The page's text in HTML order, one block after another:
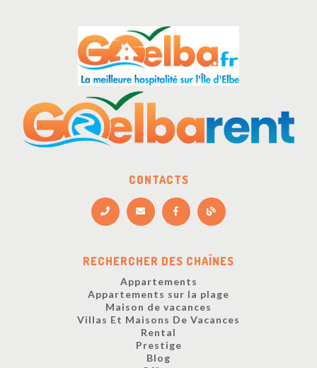
CONTACTS
RECHERCHER DES CHAÎNES
Appartements
Appartements sur la plage
Maison de vacances
Villas Et Maisons De Vacances
Rental
Prestige
Blog